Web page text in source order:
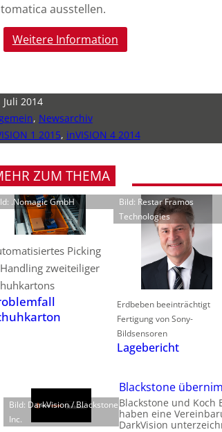
ausstellen.
Weitere Information
Juli 2014
, Newsarchiv
1 2015, inVISION 4 2014
ZUM THEMA
.Nomagic GmbH
Picking
zweiteiliger
Bild: Restar Framos
Technologies
Erdbeben beeinträchtigt
Fertigung von Sony-
Bildsensoren
Lagebericht
Bild: DarkVision / Blackstone
Inc.
Blackstone
Blackstone und Koch
haben eine
DarkVision